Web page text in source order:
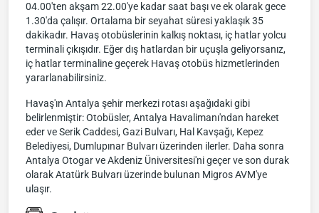
04.00'ten akşam 22.00'ye kadar saat başı ve ek olarak gece
1.30'da çalışır. Ortalama bir seyahat süresi yaklaşık 35
dakikadır. Havaş otobüslerinin kalkış noktası, iç hatlar yolcu
terminali çıkışıdır. Eğer dış hatlardan bir uçuşla geliyorsanız,
iç hatlar terminaline geçerek Havaş otobüs hizmetlerinden
yararlanabilirsiniz.
Havaş'ın Antalya şehir merkezi rotası aşağıdaki gibi
belirlenmiştir: Otobüsler, Antalya Havalimanı'ndan hareket
eder ve Serik Caddesi, Gazi Bulvarı, Hal Kavşağı, Kepez
Belediyesi, Dumlupınar Bulvarı üzerinden ilerler. Daha sonra
Antalya Otogar ve Akdeniz Üniversitesi'ni geçer ve son durak
olarak Atatürk Bulvarı üzerinde bulunan Migros AVM'ye
ulaşır.